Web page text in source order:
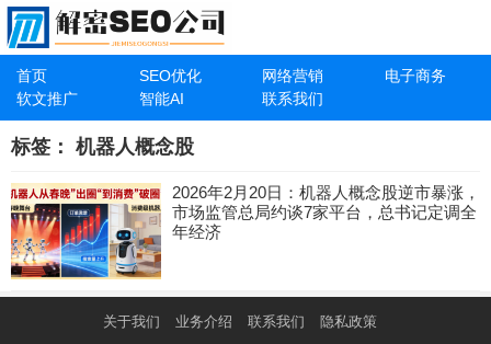
首页 SEO优化 网络营销
电子商务
软文推广
智能AI 联系我们
标签： 机器人概念股
2026年2月20日：机器人概念股逆市暴涨，
市场监管总局约谈7家平台，总书记定调全
年经济
关于我们 业务介绍 联系我们 隐私政策